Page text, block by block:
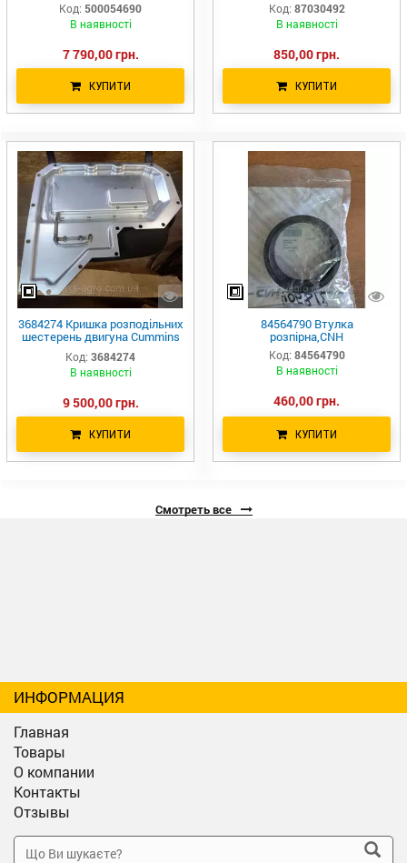
Код: 500054690
В наявності
7 790,00 грн.
КУПИТИ
Код: 87030492
В наявності
850,00 грн.
КУПИТИ
3684274 Кришка розподільних
шестерень двигуна Cummins
ISX, QSX15 4059458
Код: 3684274
В наявності
9 500,00 грн.
КУПИТИ
84564790 Втулка
розпірна,CNH
Код: 84564790
В наявності
460,00 грн.
КУПИТИ
Смотреть все
ИНФОРМАЦИЯ
Главная
Товары
О компании
Контакты
Отзывы